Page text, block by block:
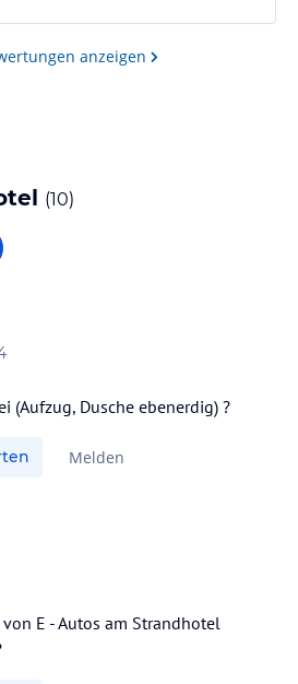
anzeigen
(10)
(Aufzug, Dusche ebenerdig) ?
Melden
E - Autos am Strandhotel